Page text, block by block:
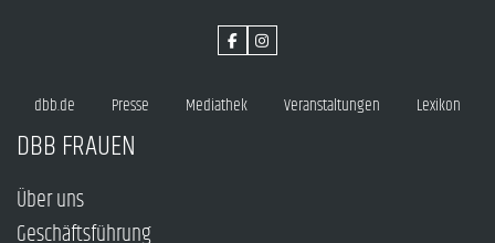
dbb.de Presse Mediathek Veranstaltungen Lexikon
DBB FRAUEN
Über uns
Geschäftsführung